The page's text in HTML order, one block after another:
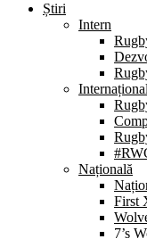
Știri
Intern
Internațional
Națională
First
7’s